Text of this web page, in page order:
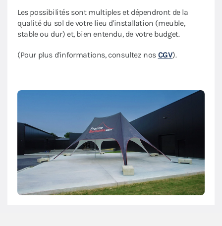
Les possibilités sont multiples et dépendront de la
qualité du sol de votre lieu d'installation (meuble,
stable ou dur) et, bien entendu, de votre budget.
(Pour plus d'informations, consultez nos CGV).